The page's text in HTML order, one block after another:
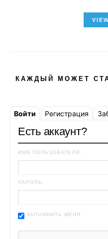
КАЖДЫЙ МОЖЕТ
Войти Регистрация
Есть аккаунт?
ИМЯ ПОЛЬЗОВАТЕЛЯ:
ПАРОЛЬ:
ЗАПОМНИТЬ МЕНЯ